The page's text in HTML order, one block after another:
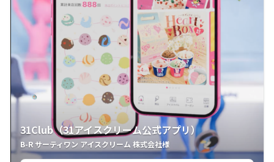
31Club（31アイスクリーム公式アプリ）
B-R サーティワン アイスクリーム 株式会社様